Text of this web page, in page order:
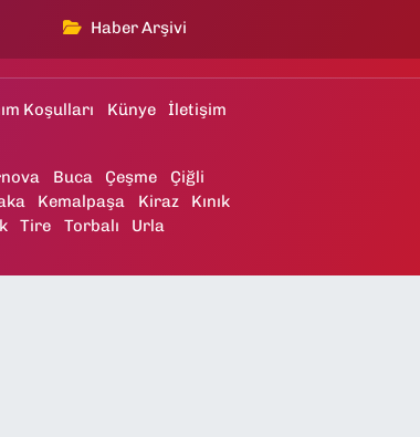
Haber Arşivi
Koşulları Künye
İletişim
Buca Çeşme
Çiğli
Kemalpaşa Kiraz
Kınık
Tire Torbalı Urla